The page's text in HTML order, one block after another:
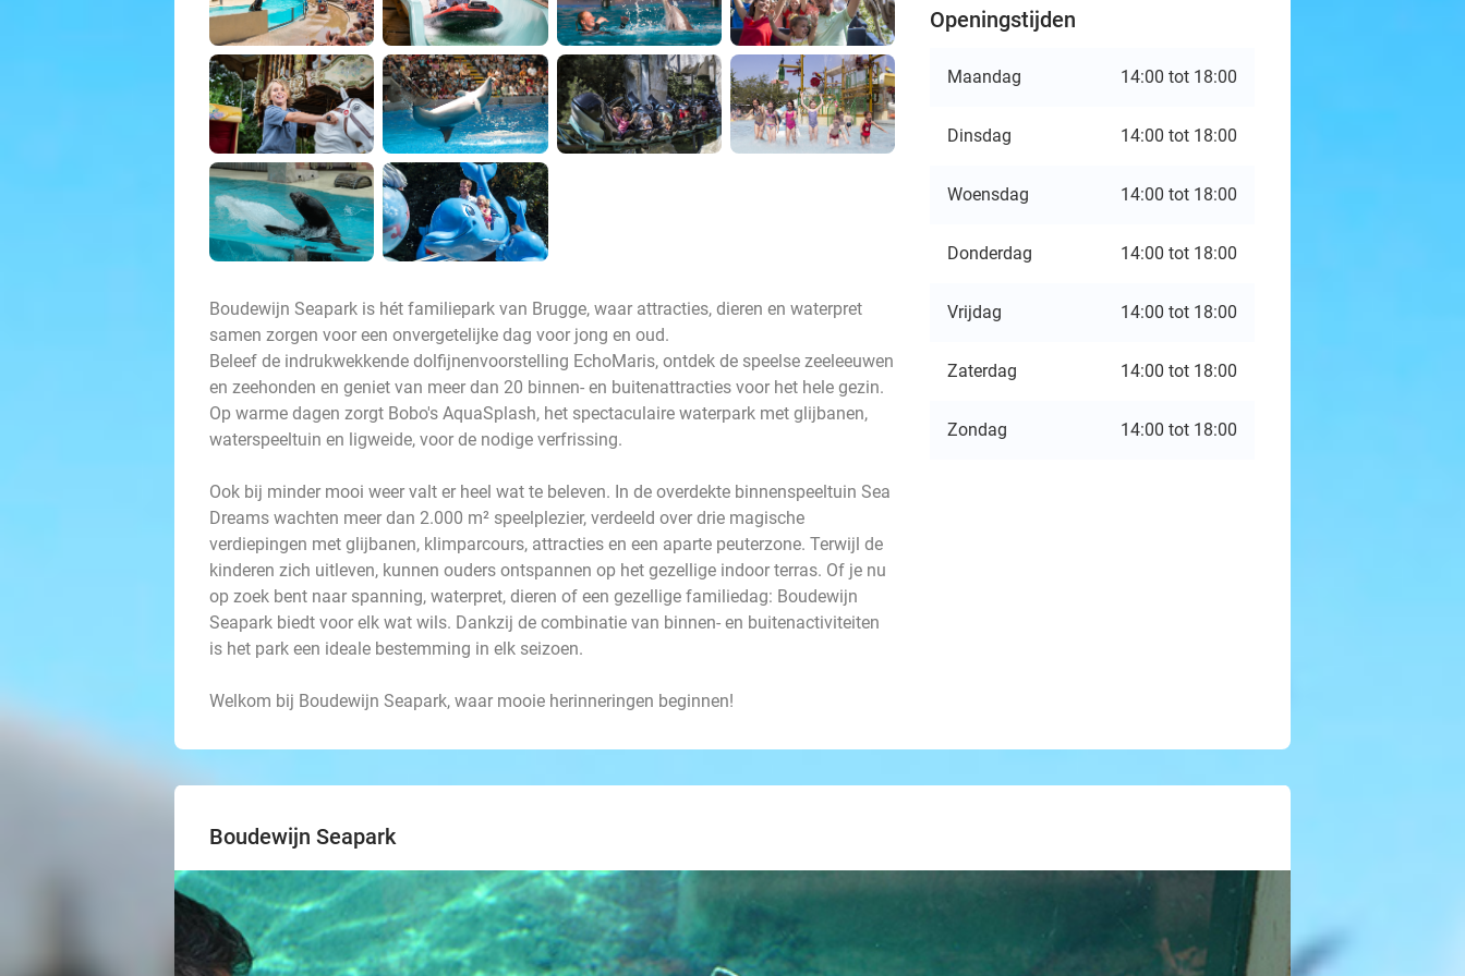
Boudewijn Seapark is hét familiepark van Brugge, waar attracties, dieren en waterpret
samen zorgen voor een onvergetelijke dag voor jong en oud.
Beleef de indrukwekkende dolfijnenvoorstelling EchoMaris, ontdek de speelse zeeleeuwen
en zeehonden en geniet van meer dan 20 binnen- en buitenattracties voor het hele gezin.
Op warme dagen zorgt Bobo's AquaSplash, het spectaculaire waterpark met glijbanen,
waterspeeltuin en ligweide, voor de nodige verfrissing.
Ook bij minder mooi weer valt er heel wat te beleven. In de overdekte binnenspeeltuin Sea
Dreams wachten meer dan 2.000 m² speelplezier, verdeeld over drie magische
verdiepingen met glijbanen, klimparcours, attracties en een aparte peuterzone. Terwijl de
kinderen zich uitleven, kunnen ouders ontspannen op het gezellige indoor terras. Of je nu
op zoek bent naar spanning, waterpret, dieren of een gezellige familiedag: Boudewijn
Seapark biedt voor elk wat wils. Dankzij de combinatie van binnen- en buitenactiviteiten
is het park een ideale bestemming in elk seizoen.
Welkom bij Boudewijn Seapark, waar mooie herinneringen beginnen!
Openingstijden
Maandag 14:00 tot 18:00
Dinsdag 14:00 tot 18:00
Woensdag 14:00 tot 18:00
Donderdag 14:00 tot 18:00
Vrijdag 14:00 tot 18:00
Zaterdag 14:00 tot 18:00
Zondag 14:00 tot 18:00
Boudewijn Seapark